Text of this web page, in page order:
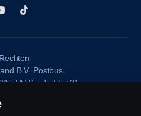
B.V. Postbus
HV Breda / T +31